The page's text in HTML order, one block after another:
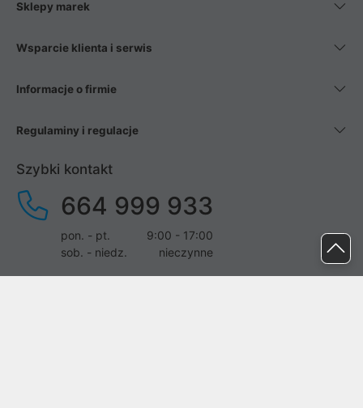
Sklepy marek
Wsparcie klienta i serwis
Informacje o firmie
Regulaminy i regulacje
Szybki kontakt
664 999 933
pon. - pt.
9:00 - 17:00
sob. - niedz.
nieczynne